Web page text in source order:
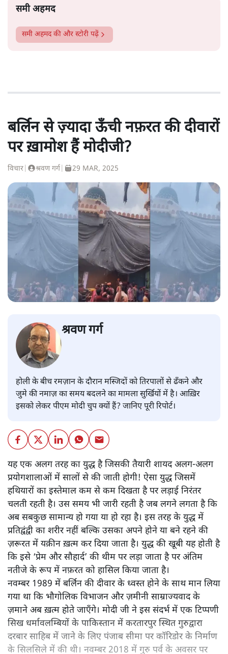
समी अहमद
समी अहमदकी और स्टोरी पढ़ें
बर्लिन से ज़्यादा ऊँची नफ़रत की दीवारों
पर ख़ामोश हैं मोदीजी?
विचार श्रवण गर्ग 29 MAR, 2025
श्रवण गर्ग
होली के बीच रमज़ान के दौरान मस्जिदों को तिरपालों से ढँकने और
जुमे की नमाज़ का समय बदलने का मामला सुर्खियों में है। आख़िर
इसको लेकर पीएम मोदी चुप क्यों हैं? जानिए पूरी रिपोर्ट।
यह एक अलग तरह का युद्ध है जिसकी तैयारी शायद अलग-अलग
प्रयोगशालाओं में सालों से की जाती होगी! ऐसा युद्ध जिसमें
हथियारों का इस्तेमाल कम से कम दिखता है पर लड़ाई निरंतर
चलती रहती है। उस समय भी जारी रहती है जब लगने लगता है कि
अब सबकुछ सामान्य हो गया या हो रहा है। इस तरह के युद्ध में
प्रतिद्वंद्वी का शरीर नहीं बल्कि उसका अपने होने या बने रहने की
ज़रूरत में यक़ीन ख़त्म कर दिया जाता है। युद्ध की खूबी यह होती है
कि इसे ‘प्रेम और सौहार्द’ की थीम पर लड़ा जाता है पर अंतिम
नतीजे के रूप में नफ़रत को हासिल किया जाता है।
नवम्बर 1989 में बर्लिन की दीवार के ध्वस्त होने के साथ मान लिया
गया था कि भौगोलिक विभाजन और ज़मीनी साम्राज्यवाद के
ज़माने अब ख़त्म होते जाएँगे। मोदी जी ने इस संदर्भ में एक टिप्पणी
सिख धर्मावलम्बियों के पाकिस्तान में करतारपुर स्थित गुरुद्वारा
दरबार साहिब में जाने के लिए पंजाब सीमा पर कॉरिडोर के निर्माण
के सिलसिले में की थी। नवम्बर 2018 में गुरु पर्व के अवसर पर